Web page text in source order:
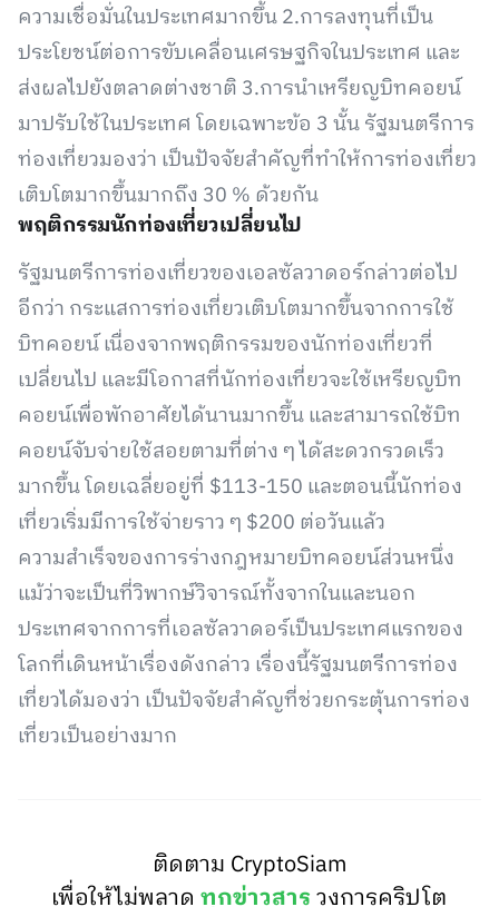
ความเชื่อมั่นในประเทศมากขึ้น 2.การลงทุนที่เป็น
ประโยชน์ต่อการขับเคลื่อนเศรษฐกิจในประเทศ และ
ส่งผลไปยังตลาดต่างชาติ 3.การนำเหรียญบิทคอยน์
มาปรับใช้ในประเทศ โดยเฉพาะข้อ 3 นั้น รัฐมนตรีการ
ท่องเที่ยวมองว่า เป็นปัจจัยสำคัญที่ทำให้การท่องเที่ยว
เติบโตมากขึ้นมากถึง 30 % ด้วยกัน
พฤติกรรมนักท่องเที่ยวเปลี่ยนไป
รัฐมนตรีการท่องเที่ยวของเอลซัลวาดอร์กล่าวต่อไป
อีกว่า กระแสการท่องเที่ยวเติบโตมากขึ้นจากการใช้
บิทคอยน์ เนื่องจากพฤติกรรมของนักท่องเที่ยวที่
เปลี่ยนไป และมีโอกาสที่นักท่องเที่ยวจะใช้เหรียญบิท
คอยน์เพื่อพักอาศัยได้นานมากขึ้น และสามารถใช้บิท
คอยน์จับจ่ายใช้สอยตามที่ต่าง ๆ ได้สะดวกรวดเร็ว
มากขึ้น โดยเฉลี่ยอยู่ที่ $113-150 และตอนนี้นักท่อง
เที่ยวเริ่มมีการใช้จ่ายราว ๆ $200 ต่อวันแล้ว
ความสำเร็จของการร่างกฎหมายบิทคอยน์ส่วนหนึ่ง
แม้ว่าจะเป็นที่วิพากษ์วิจารณ์ทั้งจากในและนอก
ประเทศจากการที่เอลซัลวาดอร์เป็นประเทศแรกของ
โลกที่เดินหน้าเรื่องดังกล่าว เรื่องนี้รัฐมนตรีการท่อง
เที่ยวได้มองว่า เป็นปัจจัยสำคัญที่ช่วยกระตุ้นการท่อง
เที่ยวเป็นอย่างมาก
ติดตาม CryptoSiam
เพื่อให้ไม่พลาดทุกข่าวสารวงการคริปโต